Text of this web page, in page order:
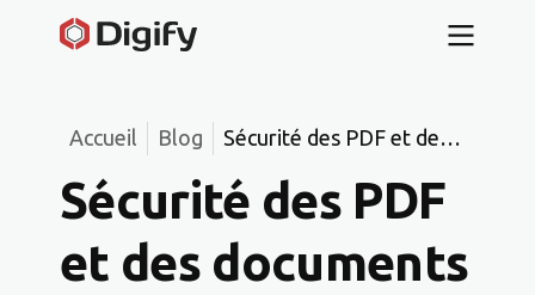
Accueil Blog
Sécurité des PDF et des
protéger et suivre les
documents en toute
sécurité (2025)
Sécurité des PDF
et des documents